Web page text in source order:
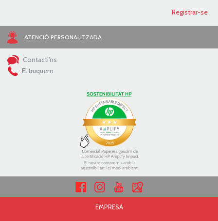
ATENCIÓ PERSONALITZADA
Contacti'ns
El truquem
EMPRESA